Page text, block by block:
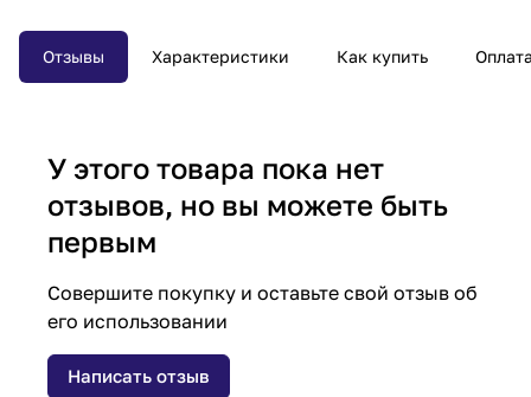
Отзывы Характеристики Как купить
У этого товара пока нет
отзывов, но вы можете быть
первым
Совершите покупку и оставьте свой отзыв об
его использовании
Написать отзыв